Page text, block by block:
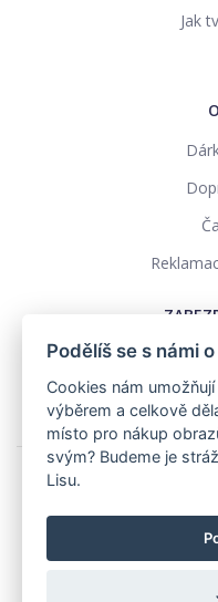
Jak
Podělíš se s námi
Cookies nám
výběrem a celkově
místo pro nákup
svým? Budeme je
Lisu.